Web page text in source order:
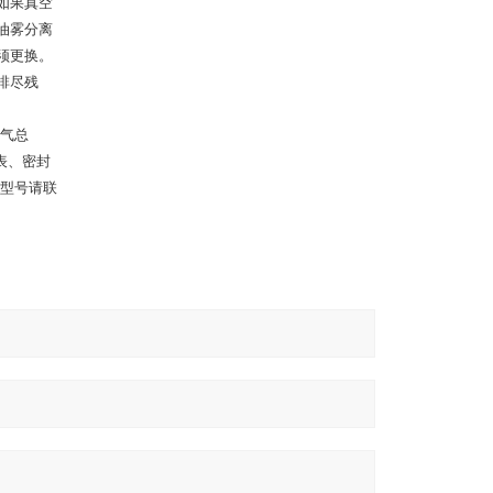
雾分离
换。
尽残
总
、密封
号请联